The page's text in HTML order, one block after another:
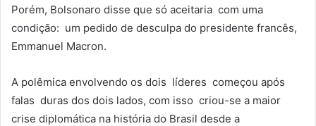
Porém, Bolsonaro disse que só aceitaria com uma
condição: um pedido de desculpa do presidente francês,
Emmanuel Macron.
A polêmica envolvendo os dois líderes começou após
falas duras dos dois lados, com isso criou-se a maior
crise diplomática na história do Brasil desde a